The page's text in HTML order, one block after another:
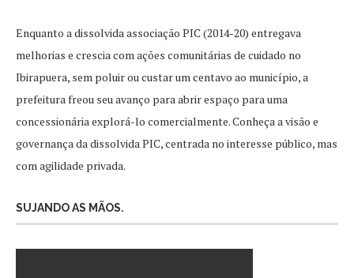
Enquanto a dissolvida associação PIC (2014-20) entregava
melhorias e crescia com ações comunitárias de cuidado no
Ibirapuera, sem poluir ou custar um centavo ao município, a
prefeitura freou seu avanço para abrir espaço para uma
concessionária explorá-lo comercialmente. Conheça a visão e
governança da dissolvida PIC, centrada no interesse público, mas
com agilidade privada.
SUJANDO AS MÃOS.